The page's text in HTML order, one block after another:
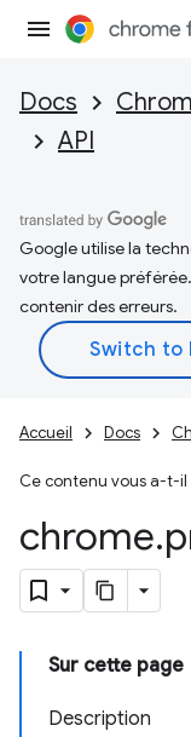
Docs
API
Google utilise la
votre langue
contenir des erreurs.
Accueil Docs
Ce contenu vous a-t-il
chrome.
Sur cette page
Description